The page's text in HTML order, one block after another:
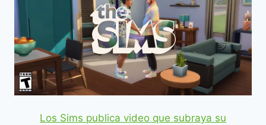
Los Sims publica video que subraya su